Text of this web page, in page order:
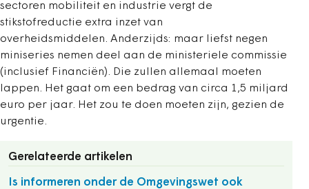
sectoren mobiliteit en industrie vergt de
stikstofreductie extra inzet van
overheidsmiddelen. Anderzijds: maar liefst negen
miniseries nemen deel aan de ministeriele commissie
(inclusief Financiën). Die zullen allemaal moeten
lappen. Het gaat om een bedrag van circa 1,5 miljard
euro per jaar. Het zou te doen moeten zijn, gezien de
urgentie.
Gerelateerde artikelen
Is informeren onder de Omgevingswet ook